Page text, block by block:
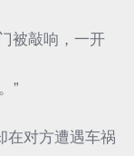
被敲响，一开
”
在对方遭遇车祸